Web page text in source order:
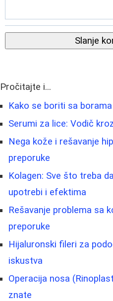
Slanje
Pročitajte i...
Kako se boriti sa
Serumi za lice: Vodič
Nega kože i rešavanje
preporuke
Kolagen: Sve što treba
upotrebi i efektima
Rešavanje problema sa
preporuke
Hijaluronski fileri za
iskustva
Operacija nosa
znate